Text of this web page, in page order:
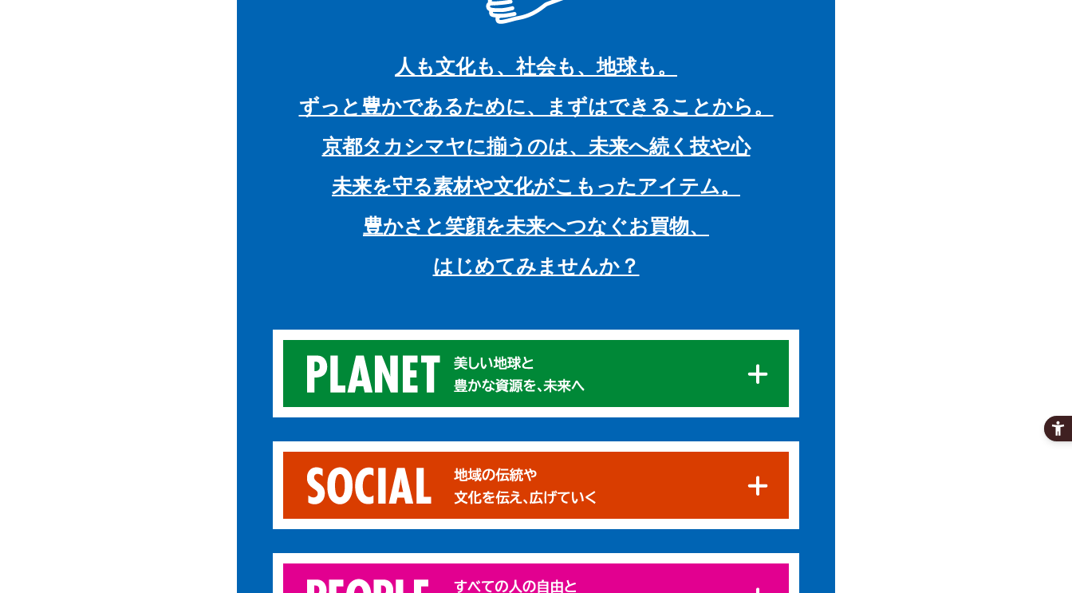
人も文化も、社会も、地球も。
ずっと豊かであるために、まずはできることから。
京都タカシマヤに揃うのは、未来へ続く技や心
未来を守る素材や文化がこもったアイテム。
豊かさと笑顔を未来へつなぐお買物、
はじめてみませんか？